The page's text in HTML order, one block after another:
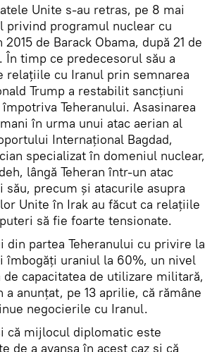
Unite s-au retras, pe 8 mai
privind programul nuclear cu
de Barack Obama, după 21 de
În timp ce predecesorul său a
relațiile cu Iranul prin semnarea
Trump a restabilit sancțiuni
Teheranului. Asasinarea
în urma unui atac aerian al
Internațional Bagdad,
specializat în domeniul nuclear,
lângă Teheran într-un atac
său, precum și atacurile asupra
Unite în Irak au făcut ca relațiile
să fie foarte tensionate.
din partea Teheranului cu privire la
îmbogăți uraniul la 60%, un nivel
de capacitatea de utilizare militară,
a anunțat, pe 13 aprilie, că rămâne
negocierile cu Iranul.
că mijlocul diplomatic este
de a avansa în acest caz și că